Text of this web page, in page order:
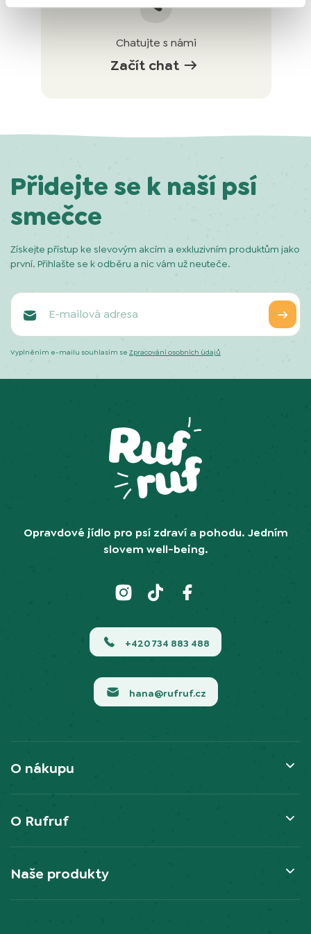
Chatujte s námi
Začít chat
Přidejte se k naší psí
smečce
Získejte přístup ke slevovým akcím a exkluzivním produktům jako
první. Přihlašte se k odběru a nic vám už neuteče.
Vyplněním e-mailu souhlasím se Zpracování osobních údajů
Opravdové jídlo pro psí zdraví a pohodu. Jedním
slovem well-being.
+420 734 883 488
hana@rufruf.cz
O nákupu
O Rufruf
Naše produkty